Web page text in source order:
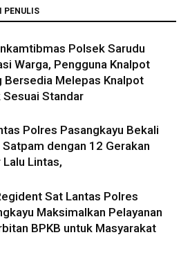
PENULIS
Polsek Sarudu
Warga, Pengguna Knalpot
Bersedia Melepas Knalpot
Sesuai Standar
Polres Pasangkayu Bekali
Satpam dengan 12 Gerakan
Lalu Lintas,
Sat Lantas Polres
Maksimalkan Pelayanan
BPKB untuk Masyarakat